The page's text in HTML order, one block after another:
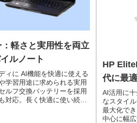
軽さと実用性を両立
ルノート
ィに AI機能を快適に使える
学習用途に求められる実用
ルフ交換バッテリーを採用
対応。長く快適に使い続け
HP
代に最
AI活用に
なスタイ
最大化で
中心に幅